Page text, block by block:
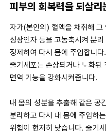
피부의 회복력을 되살리
자가(본인의) 혈액을 채취해 그
성장인자 등을 고농축시켜 분
정제하여 다시 몸에 주입합니
줄기세포는 손상되거나 노화된
면역 기능을 강화시켜줍니다.
내 몸의 성분을 추출해 같은 공
분리하고 다시 내 몸에 주입하
위험이 현저히 낮습니다. 줄기